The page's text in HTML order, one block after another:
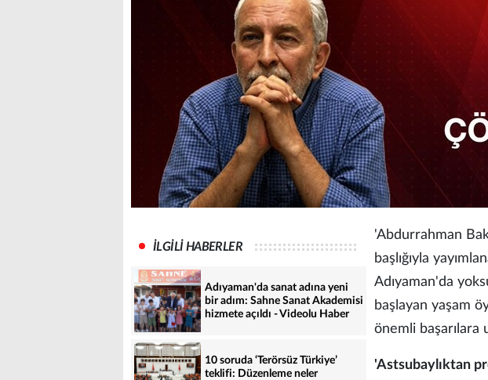
İLGİLİ HABERLER
Adıyaman'da sanat adına yeni
bir adım: Sahne Sanat Akademisi
hizmete açıldı - Videolu Haber
10 soruda ‘Terörsüz Türkiye’
teklifi: Düzenleme neler
'Abdurrahman
başlığıyla
Adıyaman'da
başlayan yaşam
önemli başarılara
'Astsubaylıktan